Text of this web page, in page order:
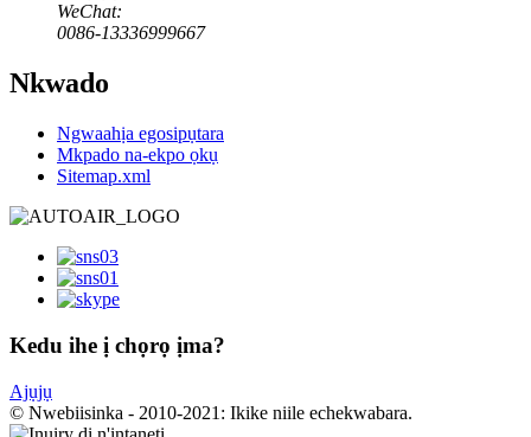
WeChat:
0086-13336999667
Nkwado
Ngwaahịa egosipụtara
Mkpado na-ekpo ọkụ
Sitemap.xml
Kedu ihe ị chọrọ ịma?
Ajụjụ
© Nwebiisinka - 2010-2021: Ikike niile echekwabara.